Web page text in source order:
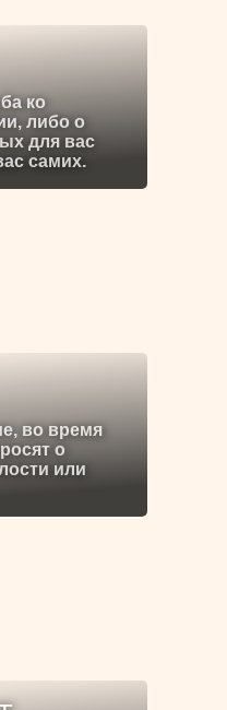
ко
либо о
для вас
самих.
во время
о
или